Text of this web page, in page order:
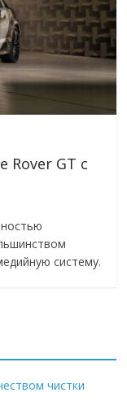
Rover GT с
систему.
чистки